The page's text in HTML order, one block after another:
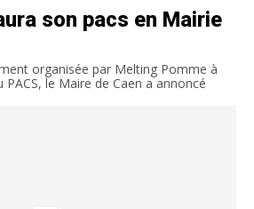
son pacs en Mairie
organisée par Melting Pomme à
PACS, le Maire de Caen a annoncé